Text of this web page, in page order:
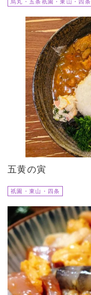
五黄の寅
祇園・東山・四条